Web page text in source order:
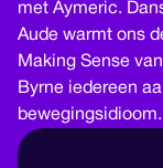
met Aymeric.
Aude warmt ons
Making Sense
Byrne iedereen
bewegingsidioom.